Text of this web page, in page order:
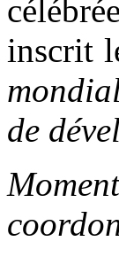
inscrit
de